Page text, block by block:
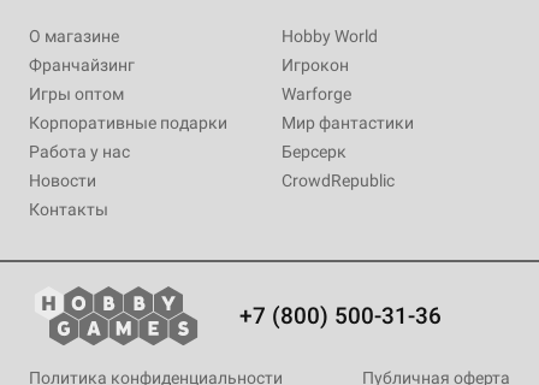
О магазине
Франчайзинг
Игры оптом
Корпоративные подарки
Работа у нас
Новости
Контакты
Hobby World
Игрокон
Warforge
Мир фантастики
Берсерк
CrowdRepublic
+7 (800) 500-31-36
Политика конфиденциальности Публичная оферта